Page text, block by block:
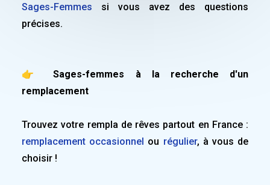
Sages-Femmes si vous avez des questions
précises.
👉 Sages-femmes à la recherche d'un
remplacement
Trouvez votre rempla de rêves partout en France :
remplacement occasionnel ou régulier, à vous de
choisir !